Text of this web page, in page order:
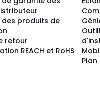
des produits de
retour
REACH et RoHS